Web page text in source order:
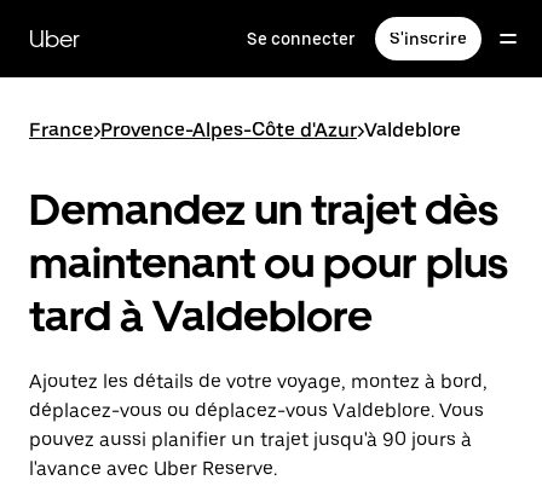
contenu
principal
Uber Se connecter S'inscrire
France>Provence-Alpes-Côte d'Azur>Valdeblore
Demandez un trajet dès
maintenant ou pour plus
tard à Valdeblore
Ajoutez les détails de votre voyage, montez à bord,
déplacez-vous ou déplacez-vous Valdeblore. Vous
pouvez aussi planifier un trajet jusqu'à 90 jours à
l'avance avec Uber Reserve.